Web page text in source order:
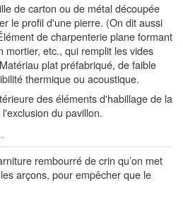
de carton ou de métal découpée
le profil d'une pierre. (On dit aussi
de charpenterie plane formant
mortier, etc., qui remplit les vides
plat préfabriqué, de faible
thermique ou acoustique.
des éléments d'habillage de la
du pavillon.
rembourré de crin qu’on met
arçons, pour empêcher que le